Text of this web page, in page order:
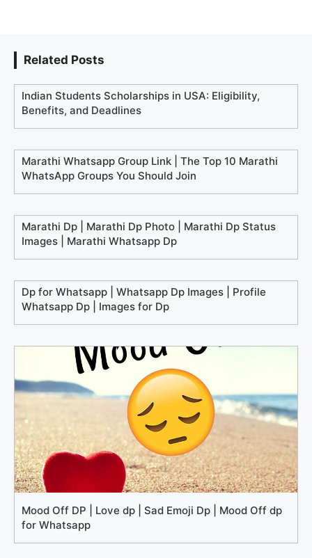
Related Posts
Indian Students Scholarships in USA: Eligibility,
Benefits, and Deadlines
Marathi Whatsapp Group Link | The Top 10 Marathi
WhatsApp Groups You Should Join
Marathi Dp | Marathi Dp Photo | Marathi Dp Status
Images | Marathi Whatsapp Dp
Dp for Whatsapp | Whatsapp Dp Images | Profile
Whatsapp Dp | Images for Dp
Mood Off DP | Love dp | Sad Emoji Dp | Mood Off dp
for Whatsapp